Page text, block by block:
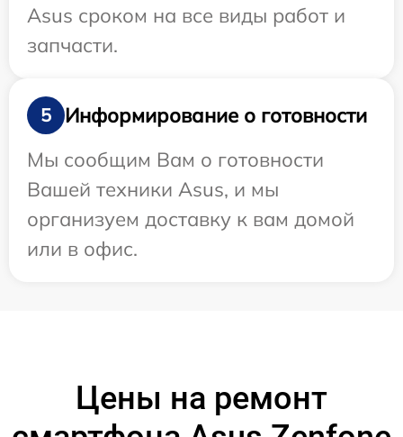
Asus сроком на все виды работ и
запчасти.
5
Информирование о готовности
Мы сообщим Вам о готовности
Вашей техники Asus, и мы
организуем доставку к вам домой
или в офис.
Цены на ремонт